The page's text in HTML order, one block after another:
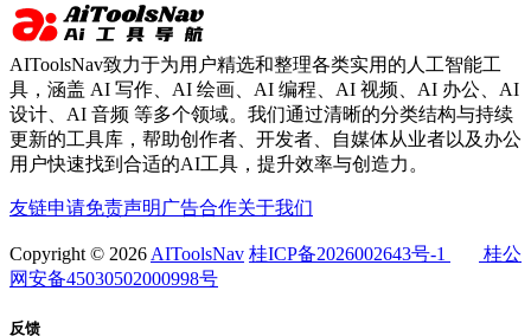
AIToolsNav致力于为用户精选和整理各类实用的人工智能工
具，涵盖 AI 写作、AI 绘画、AI 编程、AI 视频、AI 办公、AI
设计、AI 音频 等多个领域。我们通过清晰的分类结构与持续
更新的工具库，帮助创作者、开发者、自媒体从业者以及办公
用户快速找到合适的AI工具，提升效率与创造力。
友链申请免责声明 广告合作关于我们
Copyright © 2026 AIToolsNav 桂ICP备2026002643号-1
桂公
网安备45030502000998号
反馈